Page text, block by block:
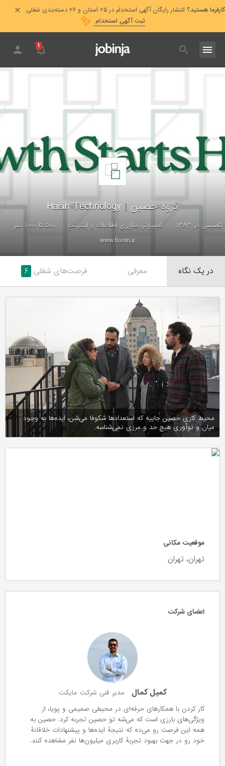
کارفرما هستید؟ انتشار رایگان آگهی استخدام در ۲۵ استان و ۲۶ دسته‌بندی شغلی
ثبت آگهی استخدام
۱
گروه حصین |
Hasin Technology
تاسیس در ۱۳۸۳ کامپیوتر، فناوری اطلاعات و اینترنت
۵۰۱ تا ۱۰۰۰ نفر
www.hasin.ir
در یک نگاه معرفی فرصت‌های شغلی ۶
محیط کاری حصین جاییه که استعدادها شکوفا می‌شن، ایده‌ها به وجود
میان و نوآوری هیچ حد و مرزی نمی‌شناسه.
موقعیت مکانی
تهران، تهران
اعضای شرکت
کمیل کمال
مدیر فنی شرکت مایکت
کار کردن با همکا‌رهای حرفه‌ای در محیطی صمیمی و پویا، از
ویژگی‌های بارزی است که می‌شه تو حصین تجربه کرد. حصین به
همه این فرصت رو می‌ده که نتیجهٔ ایده‌ها و پیشنهادات خلاقانهٔ
خود رو در جهت بهبود تجربهٔ کاربری میلیون‌ها نفر مشاهده کنند.